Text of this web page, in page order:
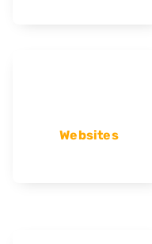
Websites